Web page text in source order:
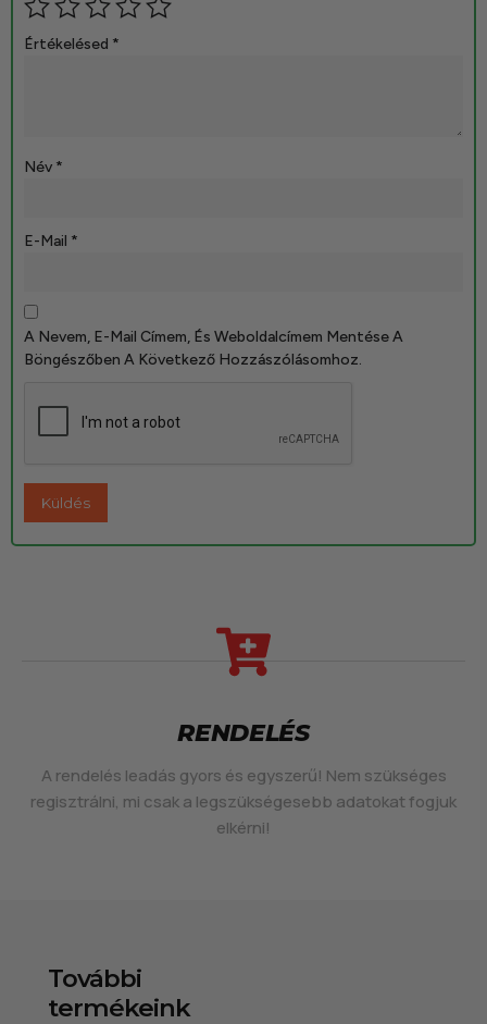
Értékelésed *
Név *
E-Mail *
A Nevem, E-Mail Címem, És Weboldalcímem Mentése A
Böngészőben A Következő Hozzászólásomhoz.
RENDELÉS
A rendelés leadás gyors és egyszerű! Nem szükséges
regisztrálni, mi csak a legszükségesebb adatokat fogjuk
elkérni!
További
termékeink